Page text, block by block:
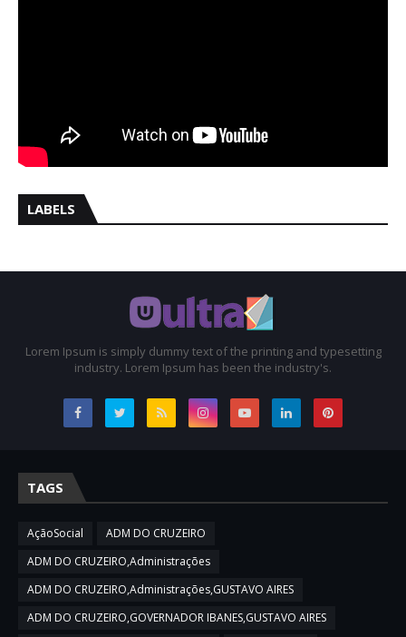
LABELS
Lorem Ipsum is simply dummy text of the printing and typesetting
industry. Lorem Ipsum has been the industry's.
TAGS
AçãoSocial
ADM DO CRUZEIRO
ADM DO CRUZEIRO,Administrações
ADM DO CRUZEIRO,Administrações,GUSTAVO AIRES
ADM DO CRUZEIRO,GOVERNADOR IBANES,GUSTAVO AIRES